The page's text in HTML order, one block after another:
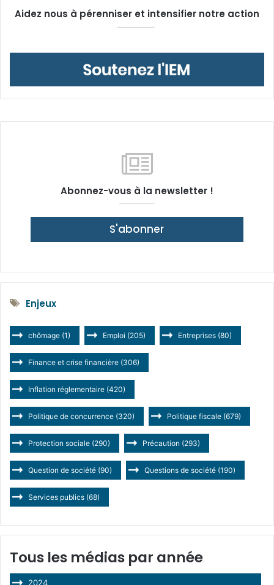
Aidez nous à pérenniser et intensifier notre action
Abonnez-vous à la newsletter !
S'abonner
Enjeux
chômage (1) Emploi (205) Entreprises (80)
Finance et crise financière (306)
Inflation réglementaire (420)
Politique de concurrence (320) Politique fiscale (679)
Protection sociale (290) Précaution (293)
Question de société (90) Questions de société (190)
Services publics (68)
Tous les médias par année
2024